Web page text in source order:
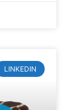
LINKEDIN